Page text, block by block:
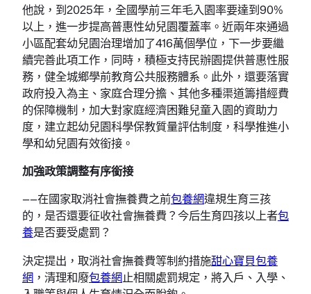
他說，到2025年，全國學前三年毛入園率要達到90%
以上，進一步提高普惠性幼兒園覆蓋率。近兩年來通過
小區配套幼兒園治理增加了416萬個學位，下一步要繼
續完善此項工作，同時，積極支持民辦園提供普惠性服
務，健全城鄉學前教育公共服務體系。此外，還要落實
政府投入為主、家庭合理分擔、其他多種渠道籌措經費
的保障機制，加大對家庭經濟困難兒童入園的資助力
度，建立起幼兒園科學保教質量評估制度，科學推進小
學和幼兒園有效銜接。
加強政策調整有序銜接
——在國家取消社會撫養費之前包養網違規生育三孩
的，是否還要征收社會撫養費？今后生育四孩以上者包
養是否要受處罰？
決定提出，取消社會撫養費等制約措施甜心寶貝包養
網 ，清理和廢包養網止相關處罰規定，將入戶、入學、